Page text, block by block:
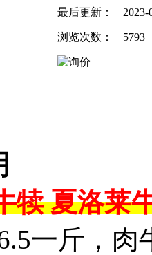
最后更新： 2023-
浏览次数： 5793
犊 夏洛莱
一斤，